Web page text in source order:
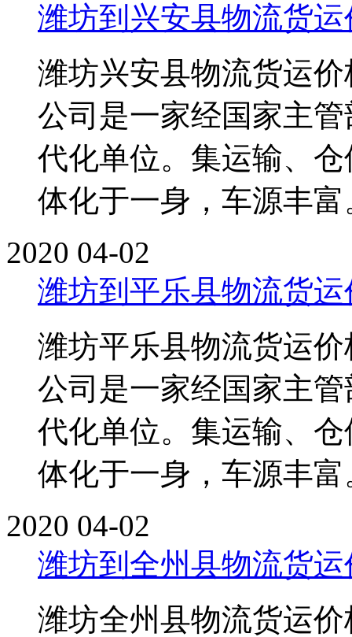
潍坊到兴安县物流货
潍坊兴安县物流货运
公司是一家经国家主
代化单位。集运输、
体化于一身，车源丰富
2020 04-02
潍坊到平乐县物流货
潍坊平乐县物流货运
公司是一家经国家主
代化单位。集运输、
体化于一身，车源丰富
2020 04-02
潍坊到全州县物流货
潍坊全州县物流货运